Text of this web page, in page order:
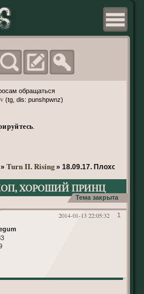
обращаться
(tg, dis: punshpwnz)
» Turn II. Rising » 18.09.17. Плохой коп,
хороший принц
Тема закрыта
1
2014-01-13 22:05:32